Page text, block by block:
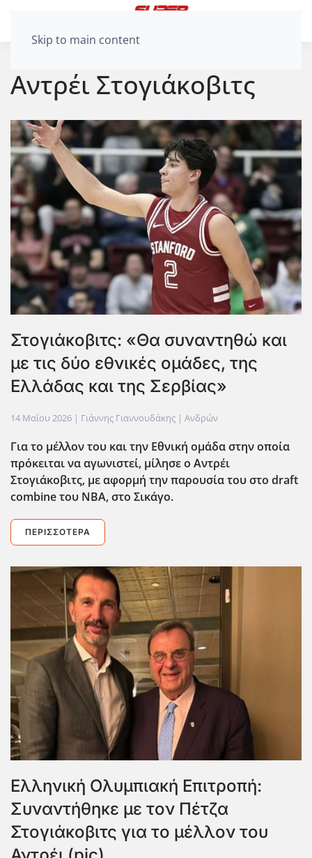
Skip to main content
Αντρέι Στογιάκοβιτς
Στογιάκοβιτς: «Θα συναντηθώ και
με τις δύο εθνικές ομάδες, της
Ελλάδας και της Σερβίας»
14 Μαΐου 2026 | Γιάννης Γιαννουδάκης | Ανδρών
Για το μέλλον του και την Εθνική ομάδα στην οποία
πρόκειται να αγωνιστεί, μίλησε ο Αντρέι
Στογιάκοβιτς, με αφορμή την παρουσία του στο draft
combineτου ΝΒΑ, στο Σικάγο.
ΠΕΡΙΣΣΌΤΕΡΑ
Ελληνική Ολυμπιακή Επιτροπή:
Συναντήθηκε με τον Πέτζα
Στογιάκοβιτς για το μέλλον του